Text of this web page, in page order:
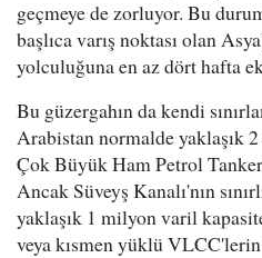
geçmeye de zorluyor. Bu
başlıca varış noktası olan
yolculuğuna en az dört hafta
Bu güzergahın da kendi
Arabistan normalde yaklaşık
Çok Büyük Ham Petrol
Ancak Süveyş Kanalı'nın
yaklaşık 1 milyon varil
veya kısmen yüklü